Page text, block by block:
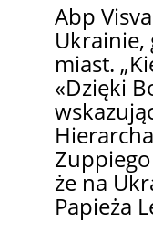
Abp
miast.
«Dzięki
że na
Papieża